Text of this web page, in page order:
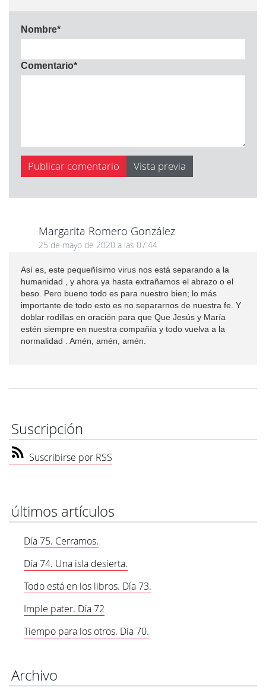
Nombre*
Comentario*
Margarita Romero González
25 de mayo de 2020 a las 07:44
Así es, este pequeñísimo virus nos está separando a la
humanidad , y ahora ya hasta extrañamos el abrazo o el
beso. Pero bueno todo es para nuestro bien; lo más
importante de todo esto es no separarnos de nuestra fe. Y
doblar rodillas en oración para que Que Jesús y María
estén siempre en nuestra compañía y todo vuelva a la
normalidad . Amén, amén, amén.
Suscripción
Suscribirse por RSS
últimos artículos
Día 75. Cerramos.
Día 74. Una isla desierta.
Todo está en los libros. Día 73.
Imple pater. Día 72
Tiempo para los otros. Día 70.
Archivo